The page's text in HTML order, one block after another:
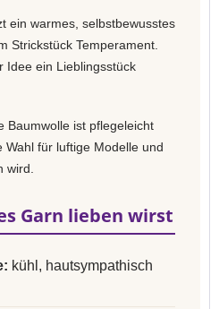
ein warmes, selbstbewusstes
Strickstück Temperament.
Idee ein Lieblingsstück
Baumwolle ist pflegeleicht
Wahl für luftige Modelle und
wird.
Garn lieben wirst
kühl, hautsympathisch